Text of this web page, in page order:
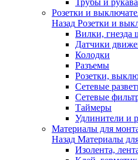
Трубы и
Розетки и
Назад Розетки и
Вилки, гнезда
Датчики
Колодки
Разъемы
Розетки,
Сетевые
Сетевые
Таймеры
Удлинители и
Материалы для
Назад Материалы
Изолента,